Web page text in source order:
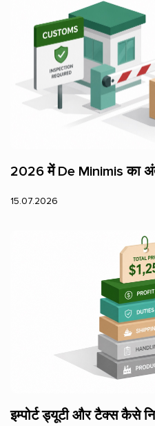
2026 में De Minimis का
15.07.2026
इम्पोर्ट ड्यूटी और टैक्स कैसे